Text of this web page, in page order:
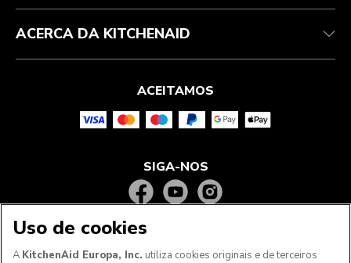
ACERCA DA KITCHENAID
ACEITAMOS
SIGA-NOS
Uso de cookies
A KitchenAid Europa, Inc. utiliza cookies originais e de terceiros